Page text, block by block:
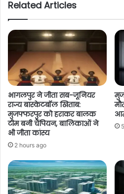
Related Articles
भागलपुर ने जीता सब-जूनियर
राज्य बास्केटबॉल खिताब:
मुजफ्फरपुर को हराकर बालक
टीम बनी चैंपियन, बालिकाओं ने
भी जीता कांस्य
2 hours ago